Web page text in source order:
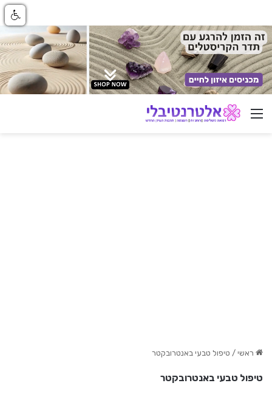
ניווט באתר
ראשי / טיפול טבעי באנטרובקטר
טיפול טבעי באנטרובקטר